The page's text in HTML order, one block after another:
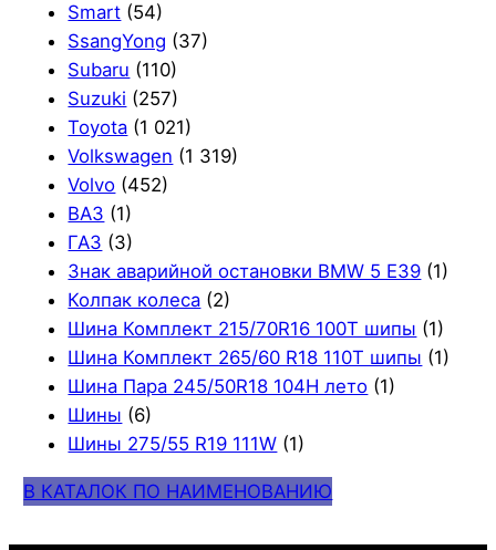
Smart (54)
SsangYong (37)
Subaru (110)
Suzuki (257)
Toyota (1 021)
Volkswagen (1 319)
Volvo (452)
ВАЗ (1)
ГАЗ (3)
Знак аварийной остановки BMW 5 E39 (1)
Колпак колеса (2)
Шина Комплект 215/70R16 100T шипы (1)
Шина Комплект 265/60 R18 110T шипы (1)
Шина Пара 245/50R18 104H лето (1)
Шины (6)
Шины 275/55 R19 111W (1)
В КАТАЛОК ПО НАИМЕНОВАНИЮ